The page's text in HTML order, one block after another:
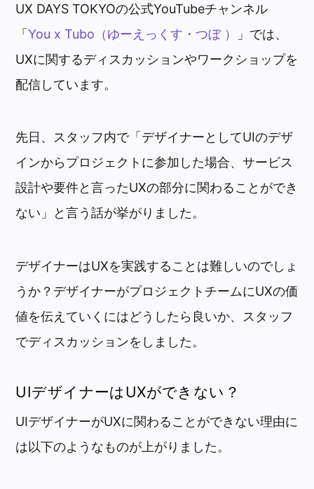
UX DAYS TOKYOの公式YouTubeチャンネル
「You x Tubo（ゆーえっくす・つぼ ）
」では、
UXに関するディスカッションやワークショップを
配信しています。
先日、スタッフ内で「デザイナーとしてUIのデザ
インからプロジェクトに参加した場合、サービス
設計や要件と言ったUXの部分に関わることができ
ない」と言う話が挙がりました。
デザイナーはUXを実践することは難しいのでしょ
うか？デザイナーがプロジェクトチームにUXの価
値を伝えていくにはどうしたら良いか、スタッフ
でディスカッションをしました。
UIデザイナーはUXができない？
UIデザイナーがUXに関わることができない理由に
は以下のようなものが上がりました。